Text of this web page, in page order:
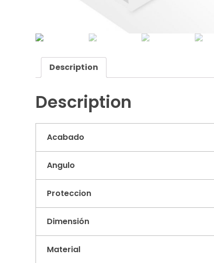
Description
Description
Acabado
Angulo
Proteccion
Dimensión
Material